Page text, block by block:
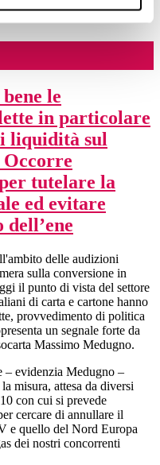
le
in particolare
liquidità sul
Occorre
tutelare la
ed evitare
delle audizioni
sulla conversione in
il punto di vista del settore
di carta e cartone hanno
provvedimento di politica
un segnale forte da
Massimo Medugno.
– evidenzia Medugno –
misura, attesa da diversi
con cui si prevede
cercare di annullare il
e quello del Nord Europa
dei nostri concorrenti